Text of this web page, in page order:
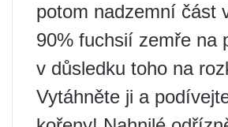
potom nadzemní část
90% fuchsií zemře na
v důsledku toho na
Vytáhněte ji a